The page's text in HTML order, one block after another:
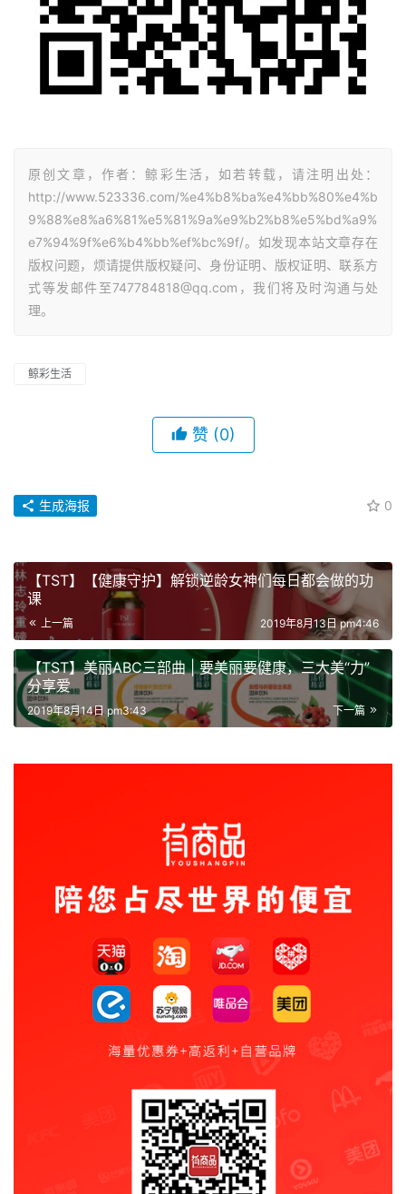
原创文章，作者：鲸彩生活，如若转载，请注明出处：
http://www.523336.com/%e4%b8%ba%e4%bb%80%e4%b
9%88%e8%a6%81%e5%81%9a%e9%b2%b8%e5%bd%a9%
e7%94%9f%e6%b4%bb%ef%bc%9f/。如发现本站文章存在
版权问题，烦请提供版权疑问、身份证明、版权证明、联系方
式等发邮件至747784818@qq.com，我们将及时沟通与处
理。
鲸彩生活
赞 (0)
0
生成海报
【TST】【健康守护】解锁逆龄女神们每日都会做的功
课
上一篇 2019年8月13日 pm4:46
【TST】美丽ABC三部曲 | 要美丽要健康，三大美“力”
分享爱
下一篇
2019年8月14日 pm3:43